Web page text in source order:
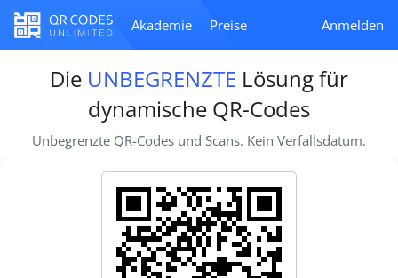
Akademie Preise Anmelden
Die UNBEGRENZTE Lösung für
dynamische QR-Codes
Unbegrenzte QR-Codes und Scans. Kein Verfallsdatum.